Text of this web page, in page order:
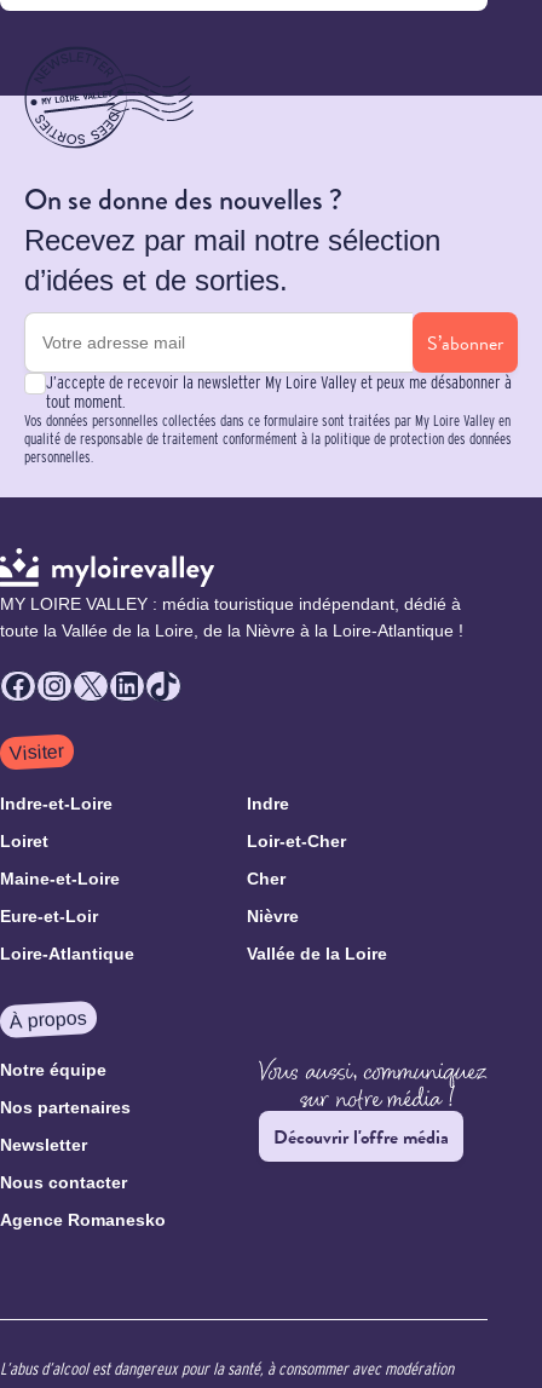
On se donne des nouvelles ?
Recevez par mail notre sélection
d’idées et de sorties.
S’abonner
J’accepte de recevoir la newsletter My Loire Valley et peux me désabonner à
tout moment.
Vos données personnelles collectées dans ce formulaire sont traitées par My Loire Valley en
qualité de responsable de traitement conformément à la politique de protection des données
personnelles.
MY LOIRE VALLEY : média touristique indépendant, dédié à
toute la Vallée de la Loire, de la Nièvre à la Loire-Atlantique !
Facebook
Instagram
X LinkedIn
TikTok
Visiter
Indre-et-Loire
Indre
Loiret
Loir-et-Cher
Maine-et-Loire
Cher
Eure-et-Loir
Nièvre
Loire-Atlantique
Vallée de la Loire
À propos
Notre équipe
Nos partenaires
Newsletter
Nous contacter
Agence Romanesko
Découvrir l'offre média
L’abus d’alcool est dangereux pour la santé, à consommer avec modération